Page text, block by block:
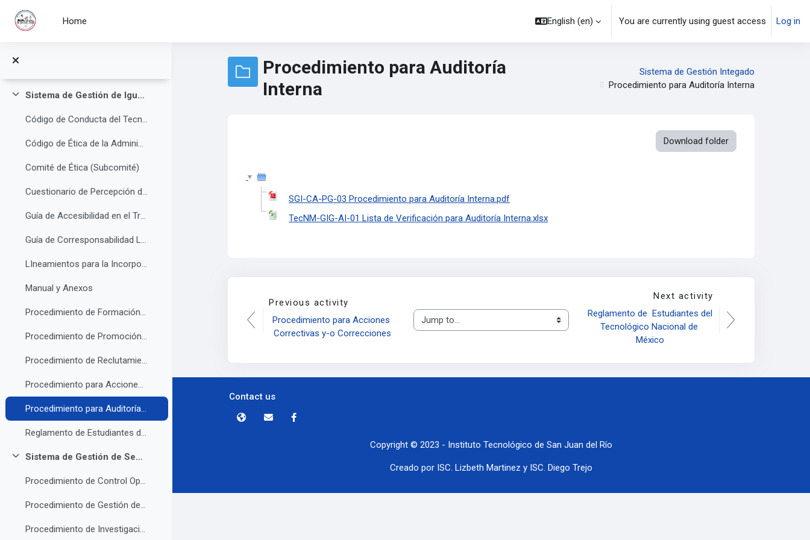
Home
English ‎(en)‎ You are currently using guest access Log in
Collapse
Sistema de Gestión de Igualdad de Genero y no Discriminación
Código de Conducta del Tecnológico Nacional de México
Código de Ética de la Administración Pública Federal
Comité de Ética (Subcomité)
Cuestionario de Percepción de Clima Laboral y no Discriminación
Guía de Accesibilidad en el Trabajo
Guía de Corresponsabilidad Laboral, Familiar y Personal
LIneamientos para la Incorporación del Lenguaje Incluyente
Manual y Anexos
Procedimiento de Formación y Actualización del Capital Humano
Procedimiento de Promoción, Ascenso y Permanencia
Procedimiento de Reclutamiento, Selección y Contratación de Personal
Procedimiento para Acciones Correctivas y-o Correcciones
Procedimiento para Auditoría Interna
Reglamento de Estudiantes del Tecnológico Nacional de México
Collapse
Sistema de Gestión de Seguridad y Salud en el Trabajo
Procedimiento de Control Operacional
Procedimiento de Gestión de Proveedores de Servicio Externo
Procedimiento de Investigación de Accidentes
Procedimiento para Auditoría
Interna
Sistema de Gestión Integado
Procedimiento para Auditoría Interna
Download folder
SGI-CA-PG-03 Procedimiento para Auditoría Interna.pdf
TecNM-GIG-AI-01 Lista de Verificación para Auditoría Interna.xlsx
Previous activity
Procedimiento para Acciones
Correctivas y-o Correcciones
Jump to...
Next activity
Reglamento de  Estudiantes del
Tecnológico Nacional de
México
Contact us
Copyright © 2023 - Instituto Tecnológico de San Juan del Río
Creado por ISC. Lizbeth Martinez y ISC. Diego Trejo